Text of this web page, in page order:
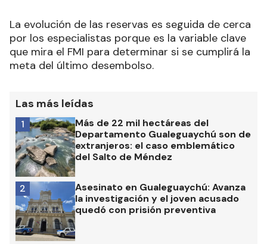
La evolución de las reservas es seguida de cerca
por los especialistas porque es la variable clave
que mira el FMI para determinar si se cumplirá la
meta del último desembolso.
Las más leídas
Más de 22 mil hectáreas del
Departamento Gualeguaychú son de
extranjeros: el caso emblemático
del Salto de Méndez
1
Asesinato en Gualeguaychú: Avanza
la investigación y el joven acusado
quedó con prisión preventiva
2